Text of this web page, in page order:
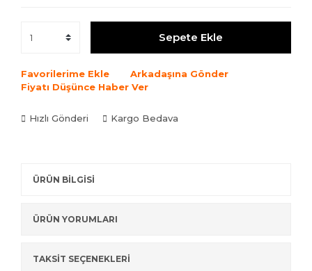
Sepete Ekle
Favorilerime Ekle
Arkadaşına Gönder
Fiyatı Düşünce Haber Ver
Hızlı Gönderi Kargo Bedava
ÜRÜN BİLGİSİ
ÜRÜN YORUMLARI
TAKSİT SEÇENEKLERİ